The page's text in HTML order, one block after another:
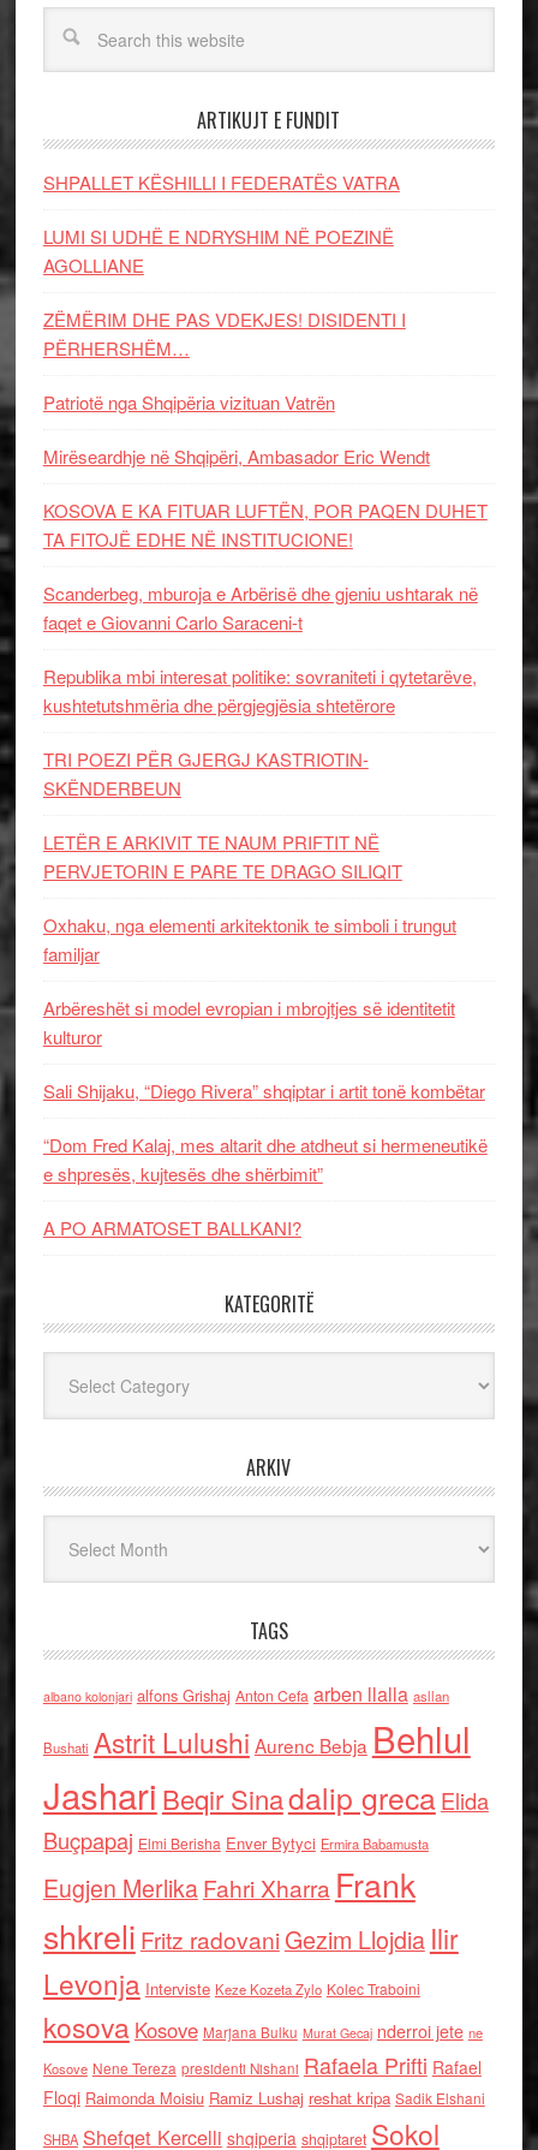
ARTIKUJT E FUNDIT
SHPALLET KËSHILLI I FEDERATËS VATRA
LUMI SI UDHË E NDRYSHIM NË POEZINË
AGOLLIANE
ZËMËRIM DHE PAS VDEKJES! DISIDENTI I
PËRHERSHËM…
Patriotë nga Shqipëria vizituan Vatrën
Mirëseardhje në Shqipëri, Ambasador Eric Wendt
KOSOVA E KA FITUAR LUFTËN, POR PAQEN DUHET
TA FITOJË EDHE NË INSTITUCIONE!
Scanderbeg, mburoja e Arbërisë dhe gjeniu ushtarak në
faqet e Giovanni Carlo Saraceni-t
Republika mbi interesat politike: sovraniteti i qytetarëve,
kushtetutshmëria dhe përgjegjësia shtetërore
TRI POEZI PËR GJERGJ KASTRIOTIN-
SKËNDERBEUN
LETËR E ARKIVIT TE NAUM PRIFTIT NË
PERVJETORIN E PARE TE DRAGO SILIQIT
Oxhaku, nga elementi arkitektonik te simboli i trungut
familjar
Arbëreshët si model evropian i mbrojtjes së identitetit
kulturor
Sali Shijaku, “Diego Rivera” shqiptar i artit tonë kombëtar
“Dom Fred Kalaj, mes altarit dhe atdheut si hermeneutikë
e shpresës, kujtesës dhe shërbimit”
A PO ARMATOSET BALLKANI?
KATEGORITË
ARKIV
TAGS
albano kolonjari alfons Grishaj Anton Cefa arben llalla asllan
Bushati Astrit Lulushi Aurenc Bebja Behlul
Jashari Beqir Sinadalip grecaElida
Buçpapaj Elmi Berisha Enver Bytyci Ermira Babamusta
Eugjen MerlikaFahri Xharra Frank
shkreli Fritz radovaniGezim Llojdia Ilir
Levonja Interviste Keze Kozeta Zylo Kolec Traboini
kosova Kosove Marjana Bulku Murat Gecaj nderroi jete ne
Kosove Nene Tereza presidenti Nishani Rafaela Prifti Rafael
Floqi Raimonda Moisiu Ramiz Lushaj reshat kripa Sadik Elshani
SHBA Shefqet Kercelli shqiperia shqiptaret Sokol